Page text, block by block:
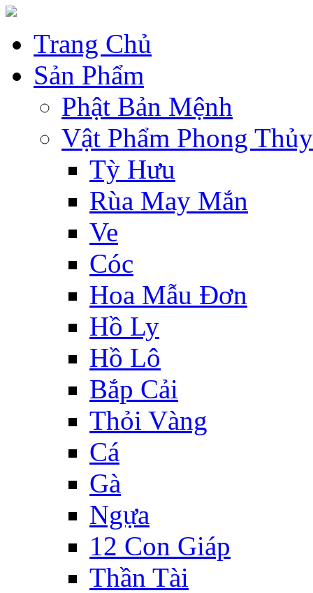
Trang Chủ
Sản Phẩm
Phật Bản Mệnh
Vật Phẩm Phong Thủy
Tỳ Hưu
Rùa May Mắn
Ve
Cóc
Hoa Mẫu Đơn
Hồ Ly
Hồ Lô
Bắp Cải
Thỏi Vàng
Cá
Gà
Ngựa
12 Con Giáp
Thần Tài